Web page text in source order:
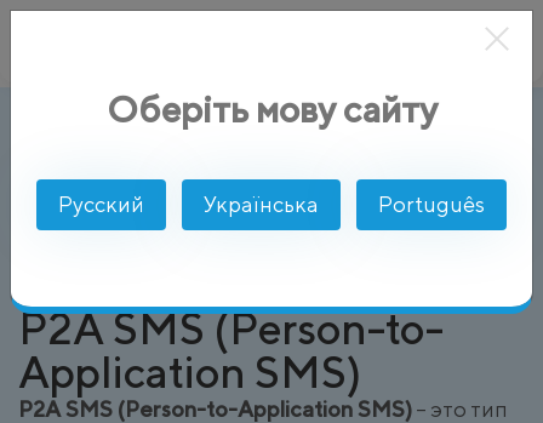
Глоссарий P2A SMS (Person-to-Application
P2A SMS (Person-to-
Application SMS)
P2A SMS (Person-to-Application SMS)– это тип
Оберіть мову сайту
Русский Українська Português